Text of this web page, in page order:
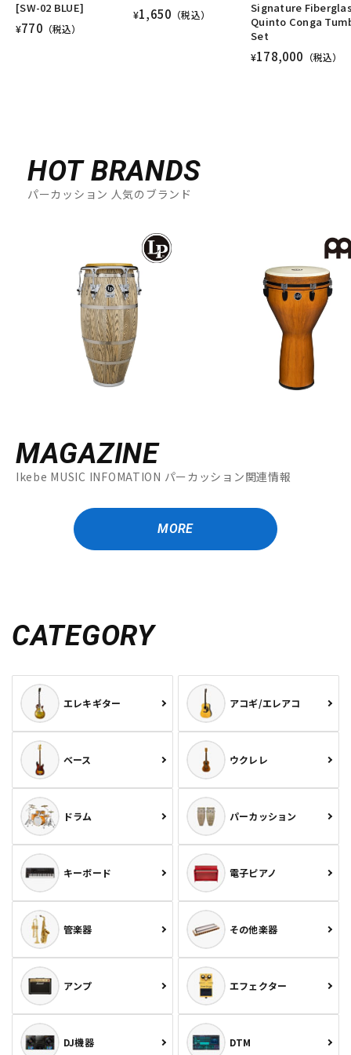
[SW-02 BLUE]
¥770 （税込）
¥1,650 （税込）
Signature
Quinto Conga
Set
¥178,000 （税込）
HOT BRANDS
パーカッション 人気のブランド
MAGAZINE
Ikebe MUSIC INFOMATION パーカッション関連情報
MORE
CATEGORY
エレキギター アコギ/エレアコ
ベース ウクレレ
ドラム パーカッション
キーボード 電子ピアノ
管楽器 その他楽器
アンプ エフェクター
DJ機器 DTM